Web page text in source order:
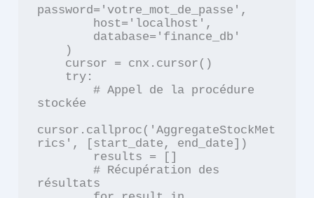
password='votre_mot_de_passe',
        # Appel de la procédure
stockée
cursor.callproc('AggregateStockMet
rics', [start_date, end_date])
        # Récupération des
résultats